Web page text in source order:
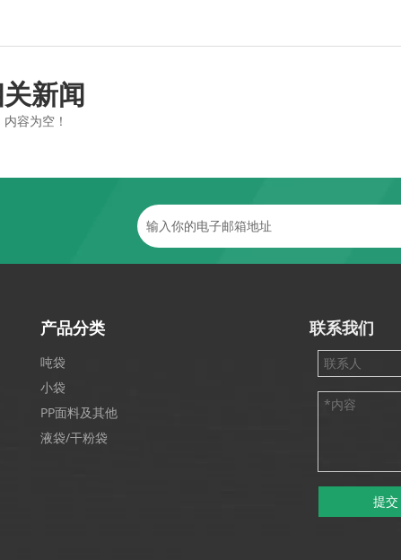
新闻
内容为空！
产品分类
吨袋
小袋
PP面料及其他
液袋/干粉袋
联系我们
提交